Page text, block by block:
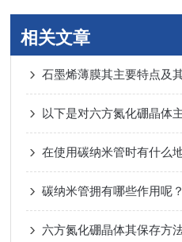
相关文章
石墨烯薄膜其主要特点及
以下是对六方氮化硼晶体
在使用碳纳米管时有什么
碳纳米管拥有哪些作用呢
六方氮化硼晶体其保存方